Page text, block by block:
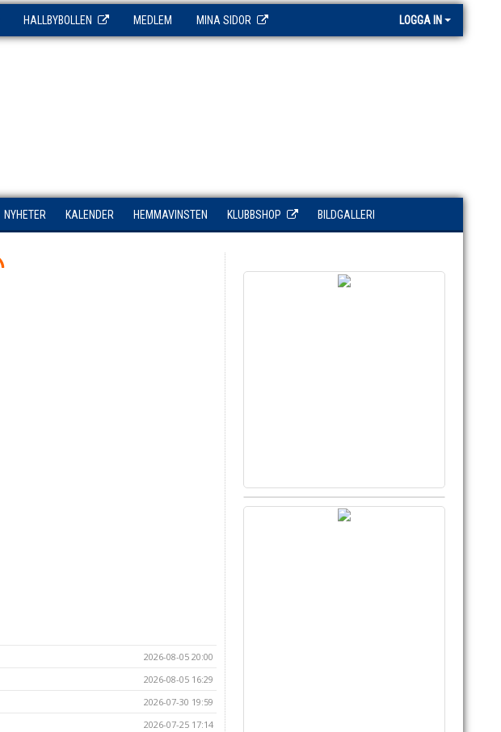
HALLBYBOLLEN MEDLEM MINA SIDOR LOGGA IN
NYHETER KALENDER HEMMAVINSTEN KLUBBSHOP BILDGALLERI
2026-08-05 20:00
2026-08-05 16:29
2026-07-30 19:59
2026-07-25 17:14